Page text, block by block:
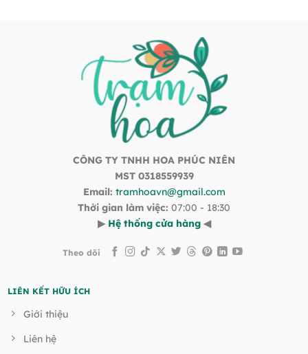
CÔNG TY TNHH HOA PHÚC NIÊN
MST 0318559939
Email: tramhoavn@gmail.com
Thời gian làm việc: 07:00 - 18:30
▶ Hệ thống cửa hàng ◀
Theo dõi
LIÊN KẾT HỮU ÍCH
Giới thiệu
Liên hệ